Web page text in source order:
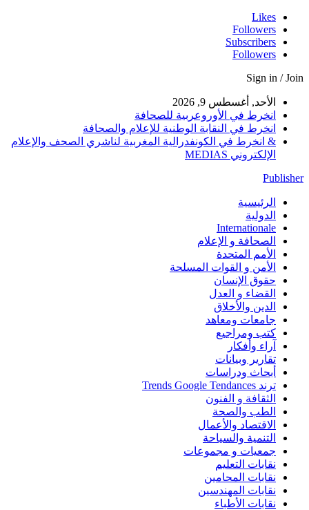
Likes
Followers
Subscribers
Followers
Sign in / Join
الأحد, أغسطس 9, 2026
انخرط في الأوروعربية للصحافة
انخرط في النقابة الوطنية للإعلام والصحافة
& انخرط في الكونفدرالية المغربية لناشري الصحف والإعلام
الإلكتروني MEDIAS
Publisher
الرئيسية
الدولية
Internationale
الصحافة و الإعلام
الأمم المتحدة
الأمن و القوات المسلحة
حقوق الإنسان
القضاء و العدل
الدين والأخلاق
جامعات ومعاهد
كتب ومراجيع
آراء وأفكار
تقارير وبيانات
أبحاث ودراسات
ترند Trends Google Tendances
الثقافة و الفنون
الطب والصحة
الاقتصاد والأعمال
التنمية والسياحة
جمعيات و مجموعات
نقابات التعليم
نقابات المحامين
نقابات المهندسين
نقابات الأطباء